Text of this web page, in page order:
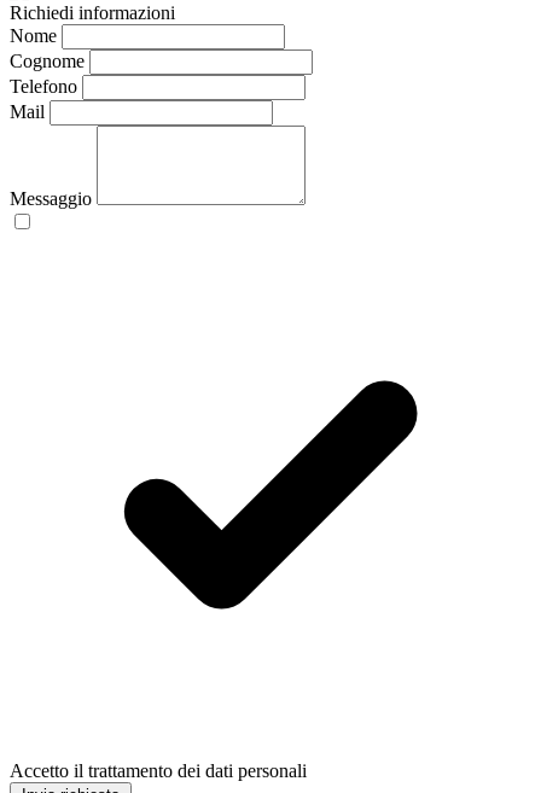
Richiedi informazioni
Nome
Cognome
Telefono
Mail
Messaggio
Accetto il trattamento dei dati personali